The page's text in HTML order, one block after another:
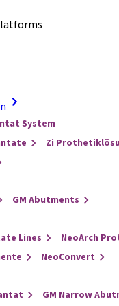
System
Zi
GM Abutments
Lines
NeoArch
NeoConvert
GM Narrow